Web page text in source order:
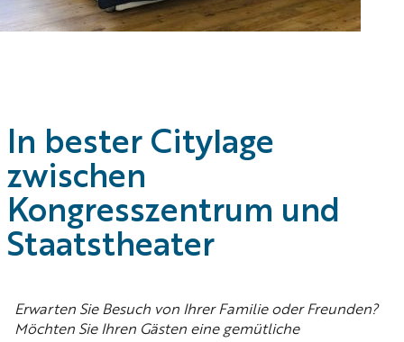
In bester Citylage
zwischen
Kongresszentrum und
Staatstheater
Erwarten Sie Besuch von Ihrer Familie oder Freunden?
Möchten Sie Ihren Gästen eine gemütliche